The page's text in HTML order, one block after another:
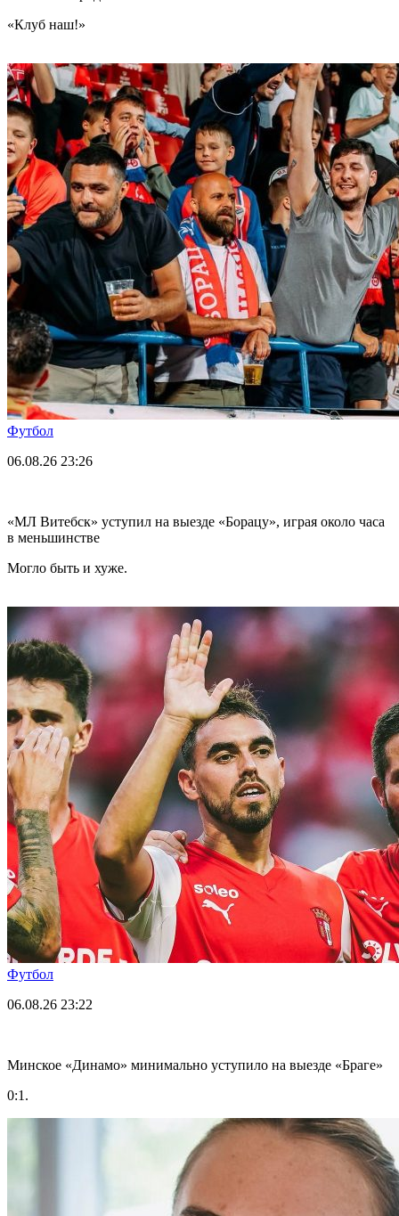
«Клуб наш!»
Футбол
06.08.26 23:26
«МЛ Витебск» уступил на выезде «Борацу», играя около часа
в меньшинстве
Могло быть и хуже.
Футбол
06.08.26 23:22
Минское «Динамо» минимально уступило на выезде «Браге»
0:1.